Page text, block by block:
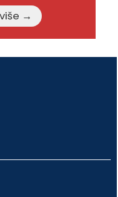
Pročitajte više →